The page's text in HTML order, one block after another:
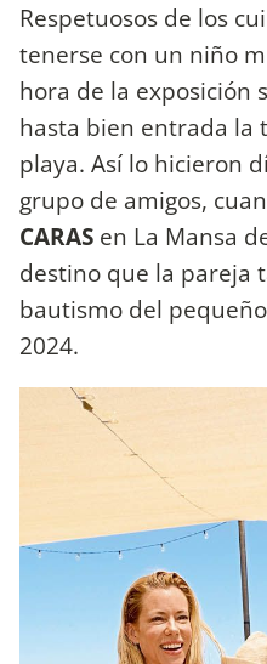
Respetuosos de los
tenerse con un niño
hora de la exposición
hasta bien entrada la
playa. Así lo hicieron
grupo de amigos,
CARAS en La Mansa
destino que la pareja
bautismo del
2024.